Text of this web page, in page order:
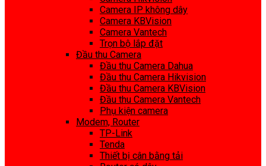
Camera IP không dây
Camera KBVision
Camera Vantech
Trọn bộ lắp đặt
Đầu thu Camera
Đầu thu Camera Dahua
Đầu thu Camera Hikvision
Đầu thu Camera KBVision
Đầu thu Camera Vantech
Phụ kiện camera
Modem, Router
TP-Link
Tenda
Thiết bị cân bằng tải